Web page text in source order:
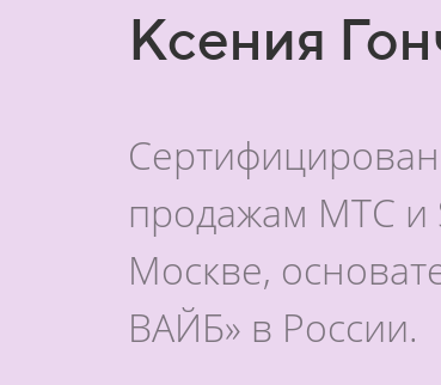
Ксения
продажам МТС и
Москве,
ВАЙБ» в России.